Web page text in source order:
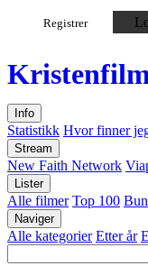
Registrer
Kristen
Info
Statistikk Hvor finner
Stream
New Faith Network
Lister
Alle filmer Top 100
Naviger
Alle kategorier Etter år